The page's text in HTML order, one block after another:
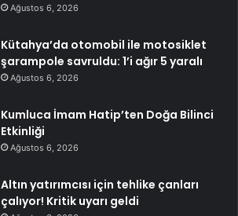
Ağustos 6, 2026
Kütahya’da otomobil ile motosiklet
şarampole savruldu: 1’i ağır 5 yaralı
Ağustos 6, 2026
Kumluca İmam Hatip’ten Doğa Bilinci
Etkinliği
Ağustos 6, 2026
Altın yatırımcısı için tehlike çanları
çalıyor! Kritik uyarı geldi